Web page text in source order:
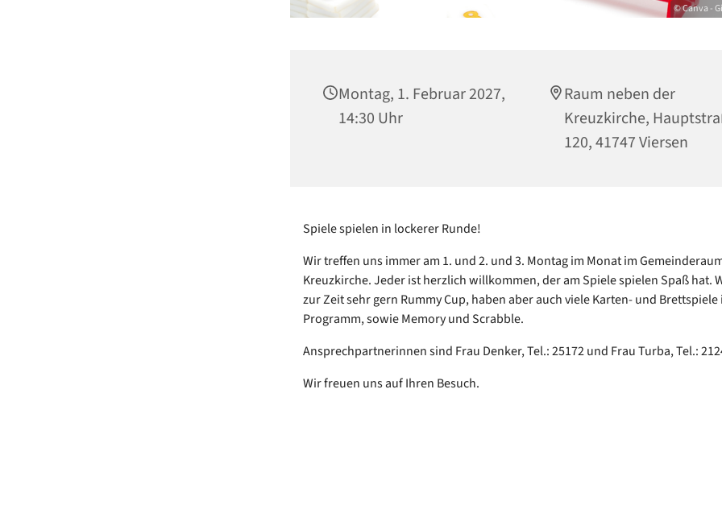
© Canva -
Montag, 1. Februar 2027,
14:30 Uhr
Raum neben der
Kreuzkirche,
120, 41747 Viersen
Spiele spielen in lockerer Runde!
Wir treffen uns immer am 1. und 2. und 3. Montag im Monat im
Kreuzkirche. Jeder ist herzlich willkommen, der am Spiele spielen Spaß hat.
zur Zeit sehr gern Rummy Cup, haben aber auch viele Karten- und Brettspiele
Programm, sowie Memory und Scrabble.
Ansprechpartnerinnen sind Frau Denker, Tel.: 25172 und Frau Turba, Tel.:
Wir freuen uns auf Ihren Besuch.